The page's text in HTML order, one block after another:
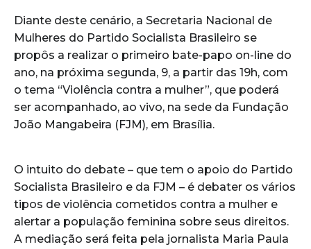
Diante deste cenário, a Secretaria Nacional de
Mulheres do Partido Socialista Brasileiro se
propôs a realizar o primeiro bate-papo on-line do
ano, na próxima segunda, 9, a partir das 19h, com
o tema “Violência contra a mulher”, que poderá
ser acompanhado, ao vivo, na sede da Fundação
João Mangabeira (FJM), em Brasília.
O intuito do debate – que tem o apoio do Partido
Socialista Brasileiro e da FJM – é debater os vários
tipos de violência cometidos contra a mulher e
alertar a população feminina sobre seus direitos.
A mediação será feita pela jornalista Maria Paula